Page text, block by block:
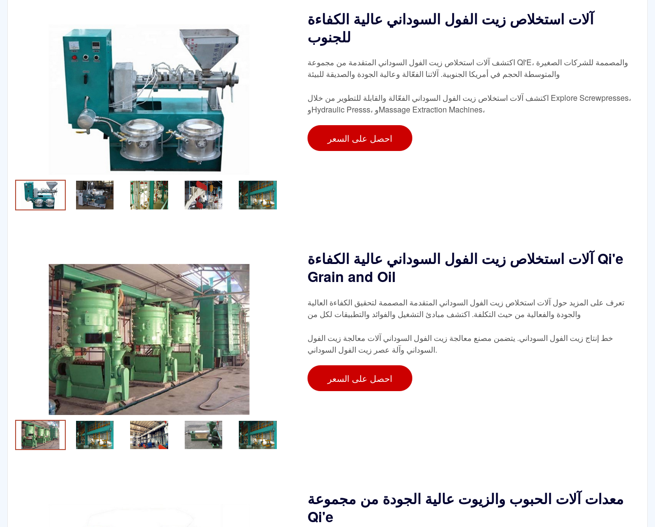
آلات استخلاص زيت الفول السوداني عالية الكفاءة
للجنوب
اكتشف آلات استخلاص زيت الفول السوداني المتقدمة من مجموعة QI'E، والمصممة للشركات الصغيرة
والمتوسطة الحجم في أمريكا الجنوبية. آلاتنا الفعّالة وعالية الجودة والصديقة للبيئة
اكتشف آلات استخلاص زيت الفول السوداني الفعّالة والقابلة للتطوير من خلال Explore Screwpresses،
وHydraulic Presss، وMassage Extraction Machines،
احصل على السعر
آلات استخلاص زيت الفول السوداني عالية الكفاءة Qi'e
Grain and Oil
تعرف على المزيد حول آلات استخلاص زيت الفول السوداني المتقدمة المصممة لتحقيق الكفاءة العالية
والجودة والفعالية من حيث التكلفة. اكتشف مبادئ التشغيل والفوائد والتطبيقات لكل من
خط إنتاج زيت الفول السوداني. يتضمن مصنع معالجة زيت الفول السوداني آلات معالجة زيت الفول
السوداني وآلة عصر زيت الفول السوداني.
احصل على السعر
معدات آلات الحبوب والزيوت عالية الجودة من مجموعة
Qi'e